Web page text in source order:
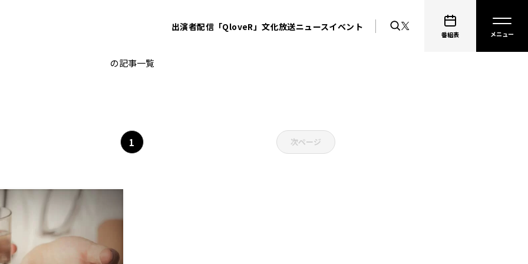
出演者配信「QloveR」文化放送ニュースイベント
番組表
の記事一覧
1 次ページ